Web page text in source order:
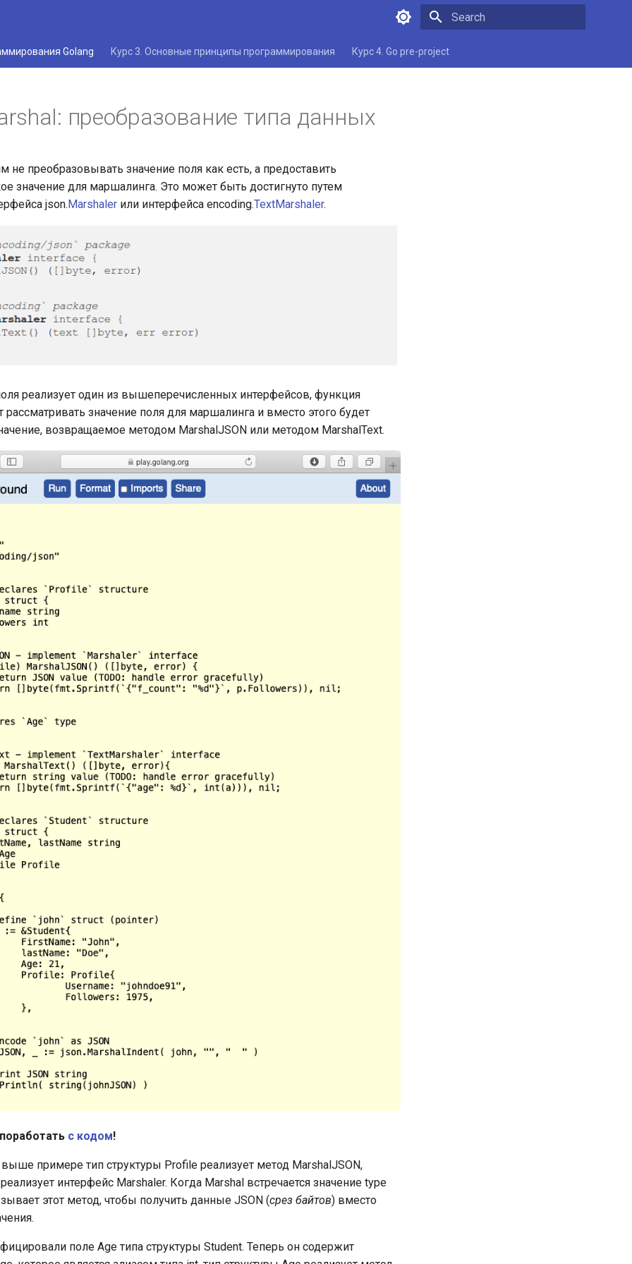
Golang Курс 3. Основные принципы программирования Курс 4. Go pre-project
преобразование типа данных
не преобразовывать значение поля как есть, а предоставить
значение для маршалинга. Это может быть достигнуто путем
json.Marshaler или интерфейса encoding.TextMarshaler.
реализует один из вышеперечисленных интерфейсов, функция
рассматривать значение поля для маршалинга и вместо этого будет
возвращаемое методом MarshalJSON или методом MarshalText.
с кодом!
примере тип структуры Profile реализует метод MarshalJSON,
интерфейс Marshaler. Когда Marshal встречается значение type
этот метод, чтобы получить данные JSON (срез байтов) вместо
поле Age типа структуры Student. Теперь он содержит